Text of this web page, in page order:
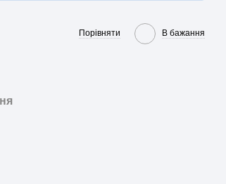
Порівняти В бажання